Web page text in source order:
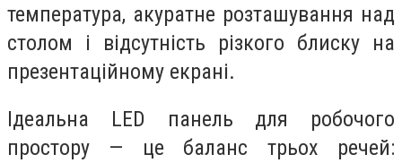
температура, акуратне розташування над
столом і відсутність різкого блиску на
презентаційному екрані.
Ідеальна LED панель для робочого
простору — це баланс трьох речей: